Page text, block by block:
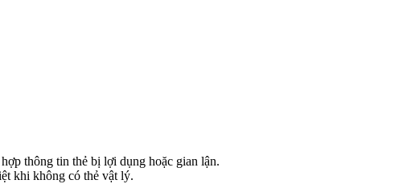
thông tin thẻ bị lợi dụng hoặc gian lận.
khi không có thẻ vật lý.